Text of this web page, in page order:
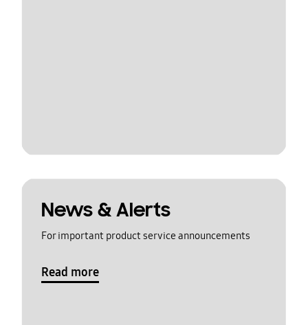
News & Alerts
For important product service announcements
Read more